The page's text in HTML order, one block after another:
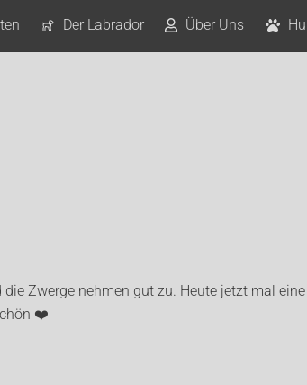
Der Labrador Über Uns
Zwerge nehmen gut zu. Heute jetzt mal eine
❤️